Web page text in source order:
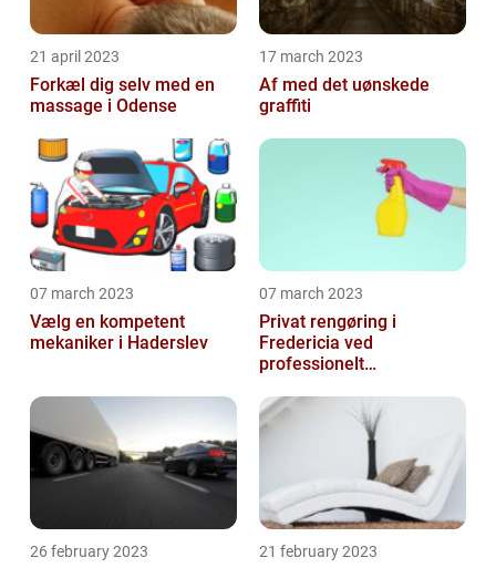
21 april 2023
Forkæl dig selv med en
massage i Odense
17 march 2023
Af med det uønskede
graffiti
07 march 2023
Vælg en kompetent
mekaniker i Haderslev
07 march 2023
Privat rengøring i
Fredericia ved
professionelt
26 february 2023 21 february 2023